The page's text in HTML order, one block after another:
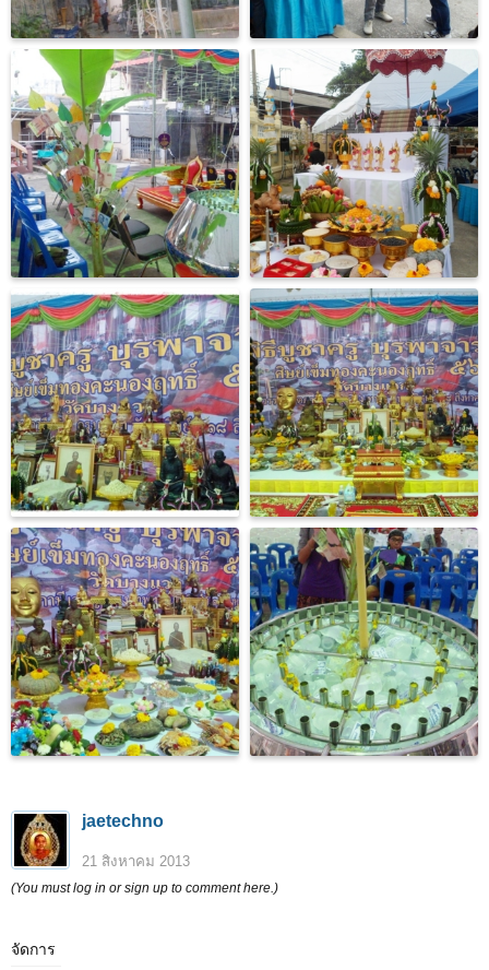
jaetechno
21 สิงหาคม 2013
(You must log in or sign up to comment here.)
จัดการ